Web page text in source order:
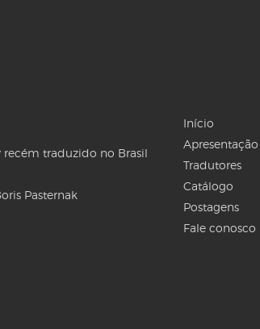
recém traduzido no Brasil
Pasternak
Início
Apresentação
Tradutores
Catálogo
Postagens
Fale conosco